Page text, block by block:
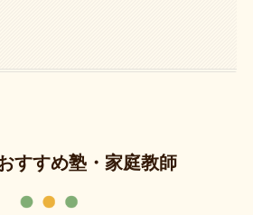
すすめ塾・家庭教師